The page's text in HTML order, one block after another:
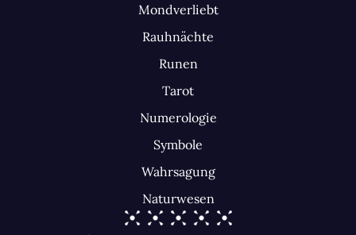
Mondverliebt
Rauhnächte
Runen
Tarot
Numerologie
Symbole
Wahrsagung
Naturwesen